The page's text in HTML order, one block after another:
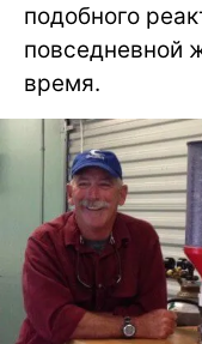
подобного
повседневной
время.